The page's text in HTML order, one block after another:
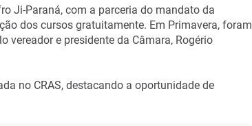
Ji-Paraná, com a parceria do mandato da
dos cursos gratuitamente. Em Primavera, foram
e presidente da Câmara, Rogério
no CRAS, destacando a oportunidade de